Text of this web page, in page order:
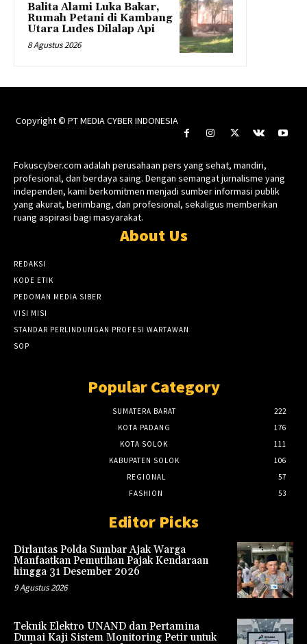
Balita Alami Luka Bakar,
Rumah Petani di Kambang
Utara Ludes Dilalap Api
8 Agustus 2026
Copyright © PT MEDIA CYBER INDONESIA
Fokuscyber.com adalah perusahaan pers yang sehat, mandiri,
profesional, dan berdaya saing. Dengan semangat jurnalisme yang
independen, kami berkomitmen menjadi sumber informasi publik
yang akurat, berimbang, dan profesional, sekaligus memberikan
ruang aspirasi bagi masyarakat.
About Us
REDAKSI
KODE ETIK
PEDOMAN MEDIA SIBER
VISI MISI
STANDAR PERLINDUNGAN PROFESI WARTAWAN
SOP
Popular Category
SUMATERA BARAT
222
KOTA PADANG
176
KOTA SOLOK
111
KABUPATEN SOLOK
106
REGIONAL
57
FASHION
53
Editor Picks
Dirlantas Polda Sumbar Ajak Warga
Manfaatkan Pemutihan Pajak Kendaraan
hingga 31 Desember 2026
9 Agustus 2026
Teknik Elektro UNAND dan Pertamina
Dumai Kaji Sistem Monitoring Petir untuk